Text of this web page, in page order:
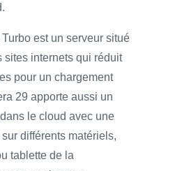
est un serveur situé
sites internets qui réduit
pour un chargement
29 apporte aussi un
le cloud avec une
différents matériels,
tablette de la